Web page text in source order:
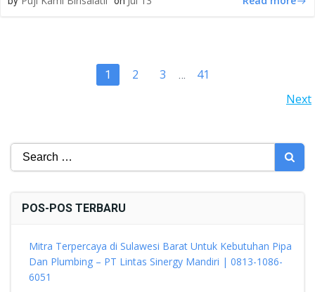
Page
1 Page
2 Page
3 … Page
41
NAVIGATION
Next
Search
POS-POS TERBARU
Mitra Terpercaya di Sulawesi Barat Untuk Kebutuhan Pipa
Dan Plumbing – PT Lintas Sinergy Mandiri | 0813-1086-
6051